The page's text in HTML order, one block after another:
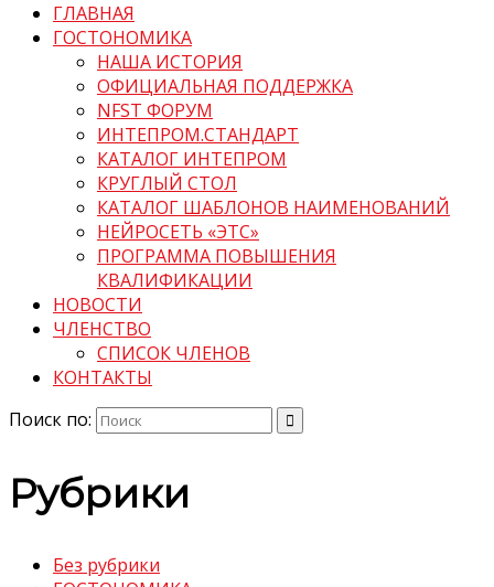
ГЛАВНАЯ
ГОСТОНОМИКА
НАША ИСТОРИЯ
ОФИЦИАЛЬНАЯ ПОДДЕРЖКА
NFST ФОРУМ
ИНТЕПРОМ.СТАНДАРТ
КАТАЛОГ ИНТЕПРОМ
КРУГЛЫЙ СТОЛ
КАТАЛОГ ШАБЛОНОВ НАИМЕНОВАНИЙ
НЕЙРОСЕТЬ «ЭТС»
ПРОГРАММА ПОВЫШЕНИЯ
КВАЛИФИКАЦИИ
НОВОСТИ
ЧЛЕНСТВО
СПИСОК ЧЛЕНОВ
КОНТАКТЫ
Поиск по:
Рубрики
Без рубрики